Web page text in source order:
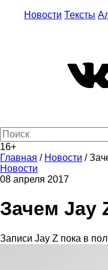
Новости Тексты
16+
Главная / Новости /
Новости
08 апреля 2017
Зачем Jay
Записи Jay Z пока в